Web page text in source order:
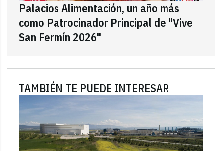
Palacios Alimentación, un año más
como Patrocinador Principal de "Vive
San Fermín 2026"
TAMBIÉN TE PUEDE INTERESAR